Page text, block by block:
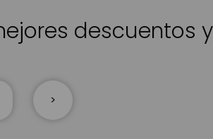
descuentos